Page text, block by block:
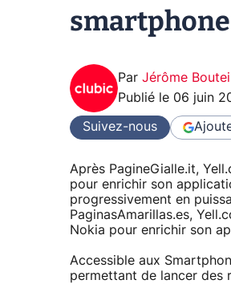
Par Jérôme
Publié le 06 juin
Suivez-nous
Après PagineGialle.it,
pour enrichir son
progressivement en
PaginasAmarillas.es,
Nokia pour enrichir son
Accessible aux
permettant de lancer des